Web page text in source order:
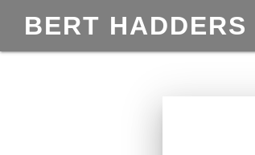
BERT HADDERS